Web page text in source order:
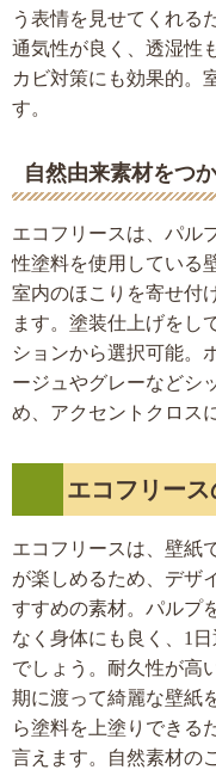
う表情を見せてくれる
通気性が良く、透湿性
カビ対策にも効果的。
す。
自然由来素材をつ
エコフリースは、パル
性塗料を使用している
室内のほこりを寄せ付
ます。塗装仕上げをし
ションから選択可能。
ージュやグレーなどシ
め、アクセントクロス
エコフリース
エコフリースは、壁紙
が楽しめるため、デザ
すすめの素材。パルプ
なく身体にも良く、1
でしょう。耐久性が高
期に渡って綺麗な壁紙
ら塗料を上塗りできる
言えます。自然素材の